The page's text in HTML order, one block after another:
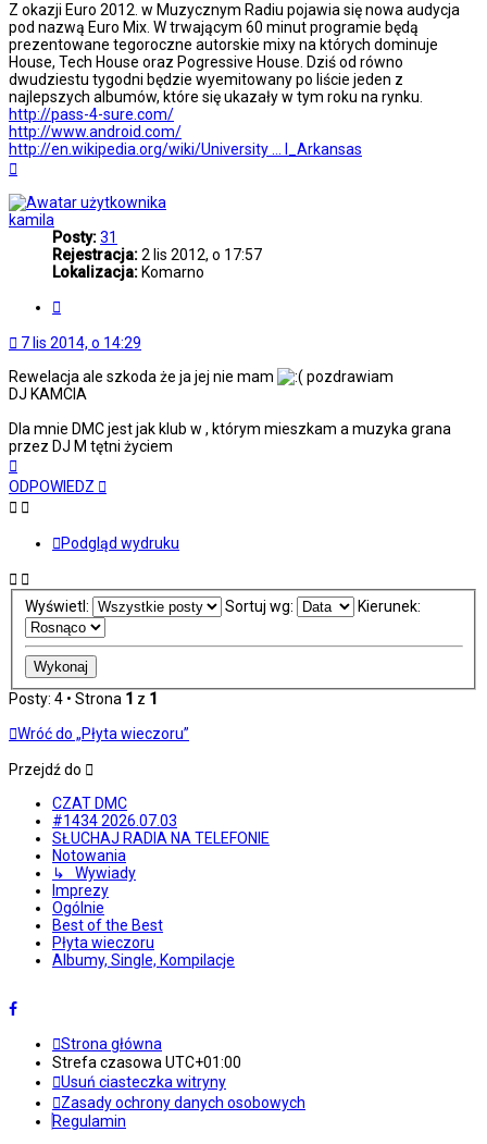
Z okazji Euro 2012. w Muzycznym Radiu pojawia się nowa audycja
pod nazwą Euro Mix. W trwającym 60 minut programie będą
prezentowane tegoroczne autorskie mixy na których dominuje
House, Tech House oraz Pogressive House. Dziś od równo
dwudziestu tygodni będzie wyemitowany po liście jeden z
najlepszych albumów, które się ukazały w tym roku na rynku.
http://pass-4-sure.com/
http://www.android.com/
http://en.wikipedia.org/wiki/University ... l_Arkansas
kamila
Posty:31
Rejestracja:2 lis 2012, o 17:57
Lokalizacja: Komarno
7 lis 2014, o 14:29
Rewelacja ale szkoda że ja jej nie mam
pozdrawiam
DJ KAMCIA
Dla mnie DMC jest jak klub w , którym mieszkam a muzyka grana
przez DJ M tętni życiem
górę
ODPOWIEDZ
Podgląd wydruku
Wyświetl: Sortuj wg: Kierunek:
Posty: 4 • Strona 1 z 1
Wróć do „Płyta wieczoru”
Przejdź do
CZAT DMC
#1434 2026.07.03
SŁUCHAJ RADIA NA TELEFONIE
Notowania
↳ Wywiady
Imprezy
Ogólnie
Best of the Best
Płyta wieczoru
Albumy, Single, Kompilacje
Strona główna
Strefa czasowa UTC+01:00
Usuń ciasteczka witryny
Zasady ochrony danych osobowych
Regulamin